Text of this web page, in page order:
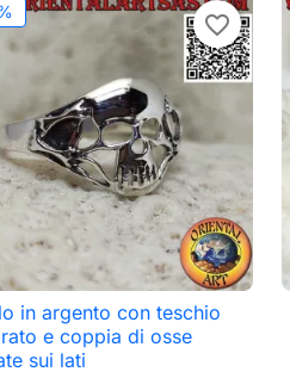
favorite_border
 Anteprima
in argento con teschio
e coppia di osse
sui lati